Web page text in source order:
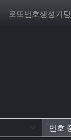
로또번호생성기
번호